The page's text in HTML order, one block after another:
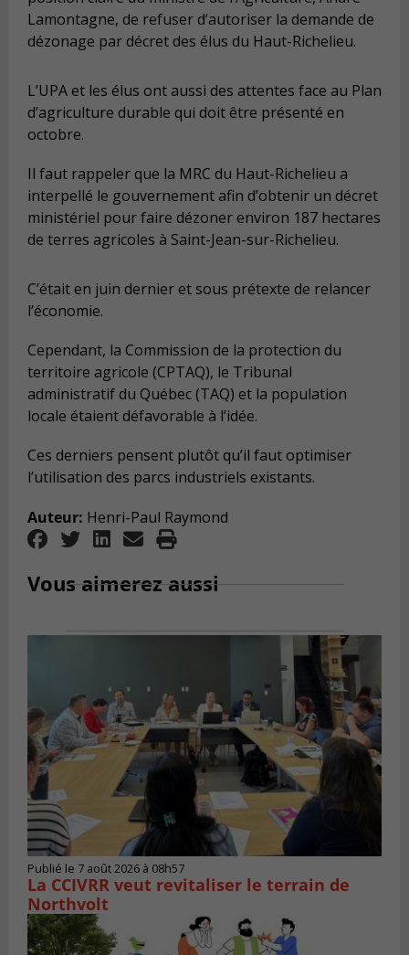
Lamontagne, de refuser d’autoriser la demande de
dézonage par décret des élus du Haut-Richelieu.
L’UPA et les élus ont aussi des attentes face au Plan
d’agriculture durable qui doit être présenté en
octobre.
Il faut rappeler que la MRC du Haut-Richelieu a
interpellé le gouvernement afin d’obtenir un décret
ministériel pour faire dézoner environ 187 hectares
de terres agricoles à Saint-Jean-sur-Richelieu.
C’était en juin dernier et sous prétexte de relancer
l’économie.
Cependant, la Commission de la protection du
territoire agricole (CPTAQ), le Tribunal
administratif du Québec (TAQ) et la population
locale étaient défavorable à l’idée.
Ces derniers pensent plutôt qu’il faut optimiser
l’utilisation des parcs industriels existants.
Auteur: Henri-Paul Raymond
Vous aimerez aussi
Publié le 7 août 2026 à 08h57
La CCIVRR veut revitaliser le terrain de
Northvolt